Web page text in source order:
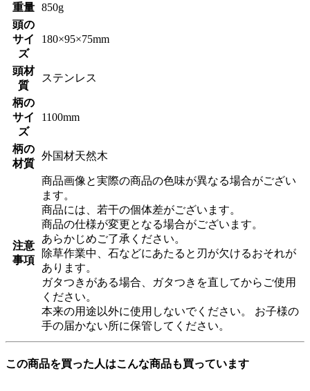
重量
850g
頭の
サイ
ズ
180×95×75mm
頭材
質
ステンレス
柄の
サイ
ズ
1100mm
柄の
材質
外国材天然木
注意
事項
商品画像と実際の商品の色味が異なる場合がござい
ます。
商品には、若干の個体差がございます。
商品の仕様が変更となる場合がございます。
あらかじめご了承ください。
除草作業中、石などにあたると刃が欠けるおそれが
あります。
ガタつきがある場合、ガタつきを直してからご使用
ください。
本来の用途以外に使用しないでください。 お子様の
手の届かない所に保管してください。
この商品を買った人はこんな商品も買っています